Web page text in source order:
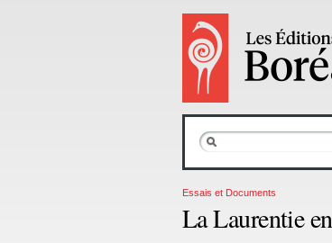
Essais et Documents
La Laurentie